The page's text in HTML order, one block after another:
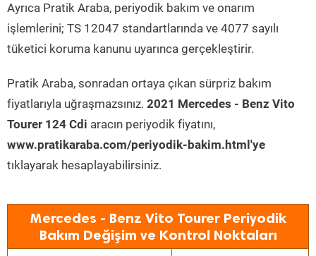
Ayrıca Pratik Araba, periyodik bakım ve onarım
işlemlerini; TS 12047 standartlarında ve 4077 sayılı
tüketici koruma kanunu uyarınca gerçekleştirir.
Pratik Araba, sonradan ortaya çıkan sürpriz bakım
fiyatlarıyla uğraşmazsınız. 2021 Mercedes - Benz Vito
Tourer 124 Cdi aracın periyodik fiyatını,
www.pratikaraba.com/periyodik-bakim.html'ye
tıklayarak hesaplayabilirsiniz.
Mercedes - Benz Vito Tourer Periyodik
Bakım Değişim ve Kontrol Noktaları